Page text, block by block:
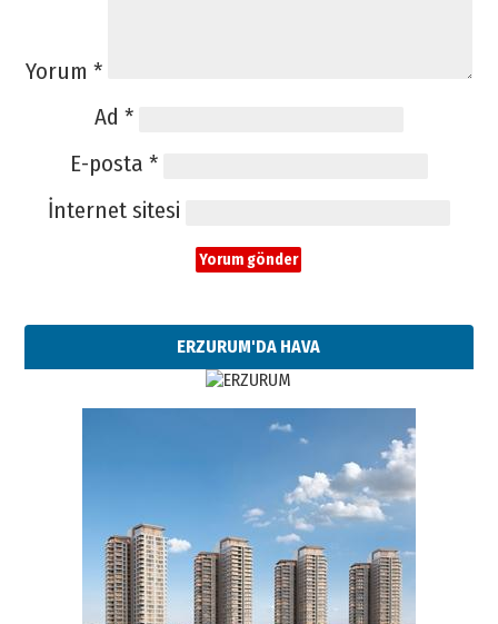
Yorum *
Ad *
E-posta *
İnternet sitesi
ERZURUM'DA HAVA
Esat BİNDESEN
Başkan Sekmen’den Erzurum’a